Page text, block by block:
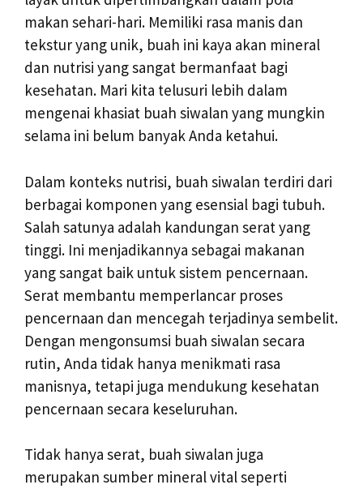
makan sehari-hari. Memiliki rasa manis dan
tekstur yang unik, buah ini kaya akan mineral
dan nutrisi yang sangat bermanfaat bagi
kesehatan. Mari kita telusuri lebih dalam
mengenai khasiat buah siwalan yang mungkin
selama ini belum banyak Anda ketahui.
Dalam konteks nutrisi, buah siwalan terdiri dari
berbagai komponen yang esensial bagi tubuh.
Salah satunya adalah kandungan serat yang
tinggi. Ini menjadikannya sebagai makanan
yang sangat baik untuk sistem pencernaan.
Serat membantu memperlancar proses
pencernaan dan mencegah terjadinya sembelit.
Dengan mengonsumsi buah siwalan secara
rutin, Anda tidak hanya menikmati rasa
manisnya, tetapi juga mendukung kesehatan
pencernaan secara keseluruhan.
Tidak hanya serat, buah siwalan juga
merupakan sumber mineral vital seperti